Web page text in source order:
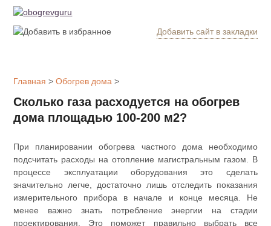
Добавить сайт в закладки
Котлы
отопления
Утепление
Печи и
камины
Главная >Обогрев дома >
Сколько газа расходуется на обогрев
дома площадью 100-200 м2?
При планировании обогрева частного дома необходимо
подсчитать расходы на отопление магистральным газом. В
процессе эксплуатации оборудования это сделать
значительно легче, достаточно лишь отследить показания
измерительного прибора в начале и конце месяца. Не
менее важно знать потребление энергии на стадии
проектирования. Это поможет правильно выбрать все